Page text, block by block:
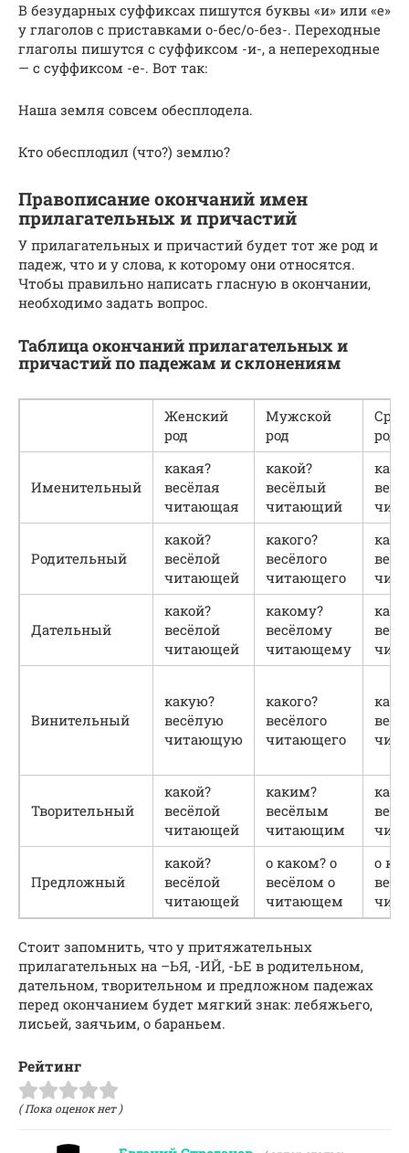
В безударных суффиксах пишутся буквы «и» или «е»
у глаголов с приставками о-бес/о-без-. Переходные
глаголы пишутся с суффиксом -и-, а непереходные
— с суффиксом -е-. Вот так:
Наша земля совсем обесплодела.
Кто обесплодил (что?) землю?
Правописание окончаний имен
прилагательных и причастий
У прилагательных и причастий будет тот же род и
падеж, что и у слова, к которому они относятся.
Чтобы правильно написать гласную в окончании,
необходимо задать вопрос.
Таблица окончаний прилагательных и
причастий по падежам и склонениям
Женский
род
Мужской
род
род
Именительный
какая?
весёлая
читающая
какой?
весёлый
читающий
Родительный
какой?
весёлой
читающей
какого?
весёлого
читающего
Дательный
какой?
весёлой
читающей
какому?
весёлому
читающему
Винительный
какую?
весёлую
читающую
какого?
весёлого
читающего
Творительный
какой?
весёлой
читающей
каким?
весёлым
читающим
Предложный
какой?
весёлой
читающей
о каком? о
весёлом о
читающем
о
Стоит запомнить, что у притяжательных
прилагательных на –ЬЯ, -ИЙ, -ЬЕ в родительном,
дательном, творительном и предложном падежах
перед окончанием будет мягкий знак: лебяжьего,
лисьей, заячьим, о бараньем.
Рейтинг
( Пока оценок нет )